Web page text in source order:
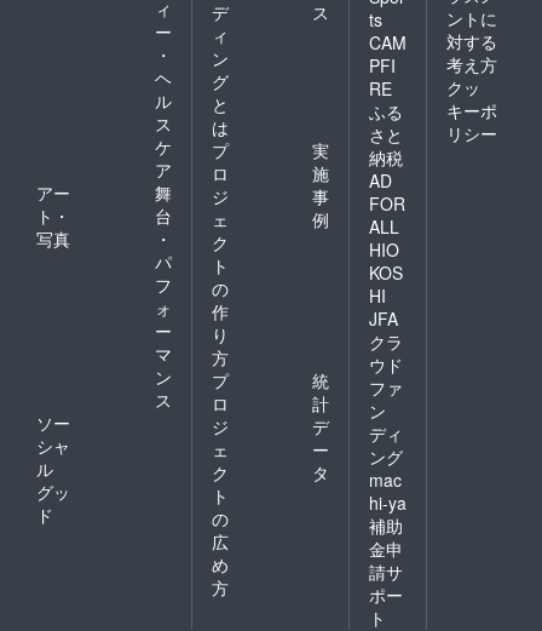
ィ
ー
・
ヘ
ル
ス
ケ
ア
アー
ト・
写真
舞
台
・
パ
フ
ォ
ー
マ
ン
ス
ソー
シャ
ル
グッ
ド
デ
ィ
ン
グ
と
は
ス
プ
ロ
ジ
ェ
ク
ト
の
作
り
方
実
施
事
例
プ
ロ
ジ
ェ
ク
ト
の
広
め
方
統
計
デ
ー
タ
ts
CAM
PFI
RE
ふる
さと
納税
AD
FOR
ALL
HIO
KOS
HI
JFA
クラ
ウド
ファ
ン
ディ
ング
mac
hi-ya
補助
金申
請サ
ポー
ト
ントに
対する
考え方
クッ
キーポ
リシー